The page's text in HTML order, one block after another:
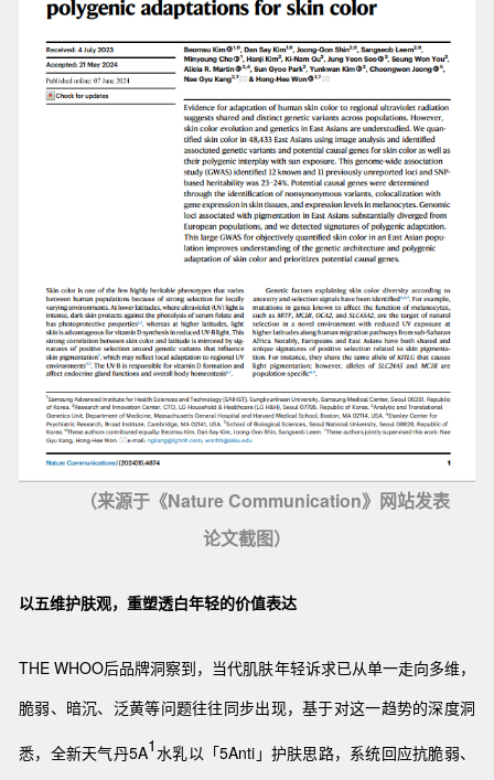
（来源于《Nature Communication》网站发表
论文截图）
以五维护肤观，重塑透白年轻的价值表达
THE WHOO后品牌洞察到，当代肌肤年轻诉求已从单一走向多维，
脆弱、暗沉、泛黄等问题往往同步出现，基于对这一趋势的深度洞
悉，全新天气丹5A1水乳以「5Anti」护肤思路，系统回应抗脆弱、